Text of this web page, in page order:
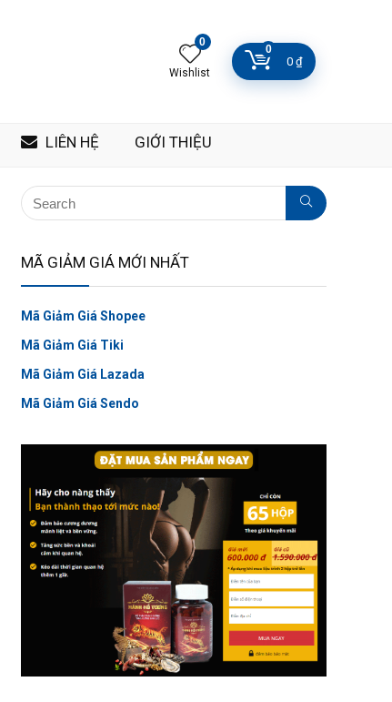
0
Wishlist
0
0 ₫
LIÊN HỆ GIỚI THIỆU
MÃ GIẢM GIÁ MỚI NHẤT
Mã Giảm Giá Shopee
Mã Giảm Giá Tiki
Mã Giảm Giá Lazada
Mã Giảm Giá Sendo